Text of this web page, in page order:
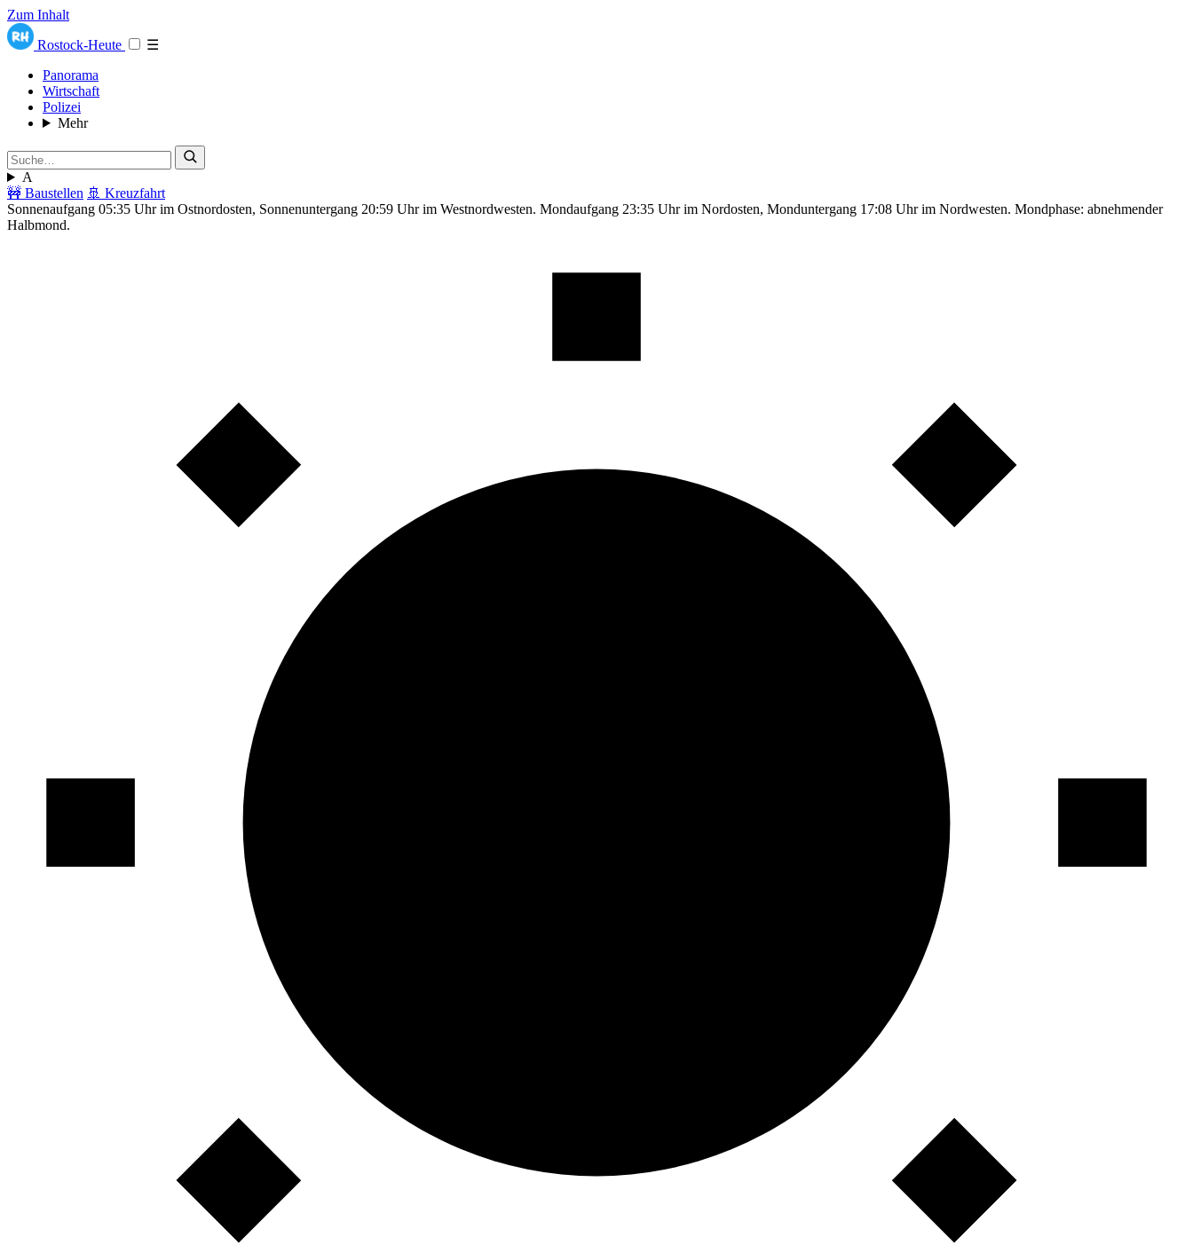
Zum Inhalt
Rostock-Heute
☰
Panorama
Wirtschaft
Polizei
Mehr
A
🚧 Baustellen 🚢 Kreuzfahrt
Sonnenaufgang 05:35 Uhr im Ostnordosten, Sonnenuntergang 20:59 Uhr im Westnordwesten. Mondaufgang 23:35 Uhr im Nordosten, Monduntergang 17:08 Uhr im Nordwesten. Mondphase: abnehmender
Halbmond.